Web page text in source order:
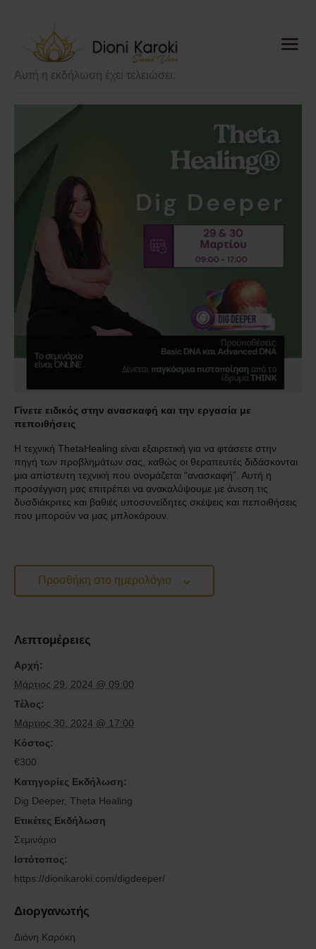
Dioni Karoki
Sacred Voice
Αρχική
ThetaHealing®
Mindful
Resonance
Meditations
Ημερολόγιο
Media
Επικοινωνία
Αυτή η εκδήλωση έχει τελειώσει.
Γίνετε ειδικός στην ανασκαφή και την εργασία με
πεποιθήσεις
Η τεχνική ThetaHealing είναι εξαιρετική για να φτάσετε στην
πηγή των προβλημάτων σας, καθώς οι θεραπευτές διδάσκονται
μια απίστευτη τεχνική που ονομάζεται “ανασκαφή”. Αυτή η
προσέγγιση μας επιτρέπει να ανακαλύψουμε με άνεση τις
δυσδιάκριτες και βαθιές υποσυνείδητες σκέψεις και πεποιθήσεις
που μπορούν να μας μπλοκάρουν.
Προσθήκη στο ημερολόγιο
Λεπτομέρειες
Αρχή:
Μάρτιος 29, 2024 @ 09:00
Τέλος:
Μάρτιος 30, 2024 @ 17:00
Κόστος:
€300
Κατηγορίες Εκδήλωση:
Dig Deeper, Theta Healing
Ετικέτες Εκδήλωση
Σεμινάριο
Ιστότοπος:
https://dionikaroki.com/digdeeper/
Διοργανωτής
Διόνη Καρόκη